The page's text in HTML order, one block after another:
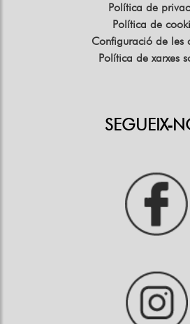
Política de
Política de
Configuració de les
Política de xarxes
SEGUEIX-